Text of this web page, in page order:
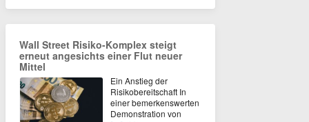
Wall Street Risiko-Komplex steigt
erneut angesichts einer Flut neuer
Mittel
Ein Anstieg der
Risikobereitschaft In
einer bemerkenswerten
Demonstration von